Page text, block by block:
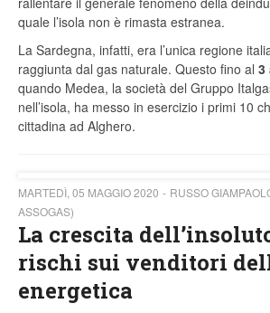
quale l’isola non è rimasta estranea.
La Sardegna, infatti, era l’unica regione
raggiunta dal gas naturale. Questo fino al 3
quando Medea, la società del Gruppo
nell’isola, ha messo in esercizio i primi 10
cittadina ad Alghero.
MARTEDÌ, 05 MAGGIO 2020
RUSSO
ASSOGAS)
La crescita
rischi sui venditori
energetica